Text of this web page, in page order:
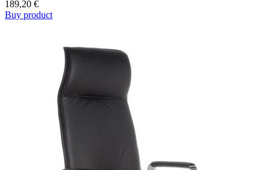
189,20 €
Buy product